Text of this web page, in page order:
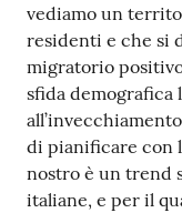
vediamo un
residenti e che si
migratorio
sfida demografica
di pianificare con
nostro è un trend
italiane, e per il